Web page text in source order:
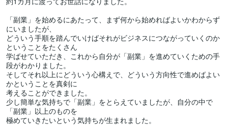
「副業」を始めるにあたって、まず何から始めればよいかわからず
にいましたが、
どういう手順を踏んでいけばそれがビジネスにつながっていくのか
ということをたくさん
学ばせていただき、これから自分が「副業」を進めていくための手
段がわかりました。
そしてそれ以上にどういう心構えで、どういう方向性で進めばよい
かということを真剣に
考えることができました。
少し簡単な気持ちで「副業」をとらえていましたが、自分の中で
「副業」以上のものを
極めていきたいという気持ちが生まれました。